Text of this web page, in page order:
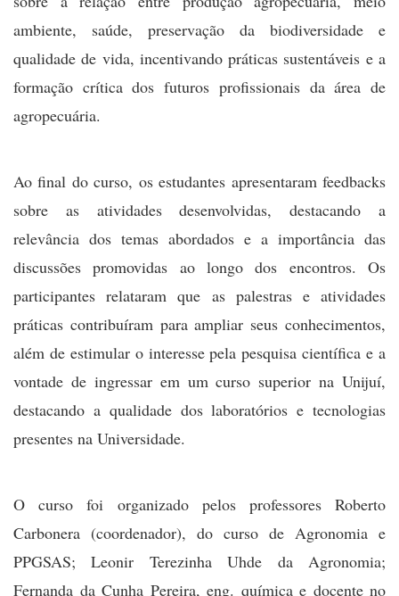
ambiente, saúde, preservação da biodiversidade e
qualidade de vida, incentivando práticas sustentáveis e a
formação crítica dos futuros profissionais da área de
agropecuária.
Ao final do curso, os estudantes apresentaram feedbacks
sobre as atividades desenvolvidas, destacando a
relevância dos temas abordados e a importância das
discussões promovidas ao longo dos encontros. Os
participantes relataram que as palestras e atividades
práticas contribuíram para ampliar seus conhecimentos,
além de estimular o interesse pela pesquisa científica e a
vontade de ingressar em um curso superior na Unijuí,
destacando a qualidade dos laboratórios e tecnologias
presentes na Universidade.
O curso foi organizado pelos professores Roberto
Carbonera (coordenador), do curso de Agronomia e
PPGSAS; Leonir Terezinha Uhde da Agronomia;
Fernanda da Cunha Pereira, eng. química e docente no